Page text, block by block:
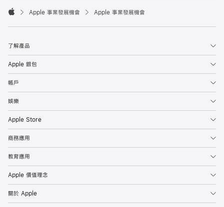

Apple 事業發展機會 Apple 事業發展機會
了解產品
Apple 銀包
帳戶
娛樂
Apple Store
商務應用
教育應用
Apple 價值理念
關於 Apple